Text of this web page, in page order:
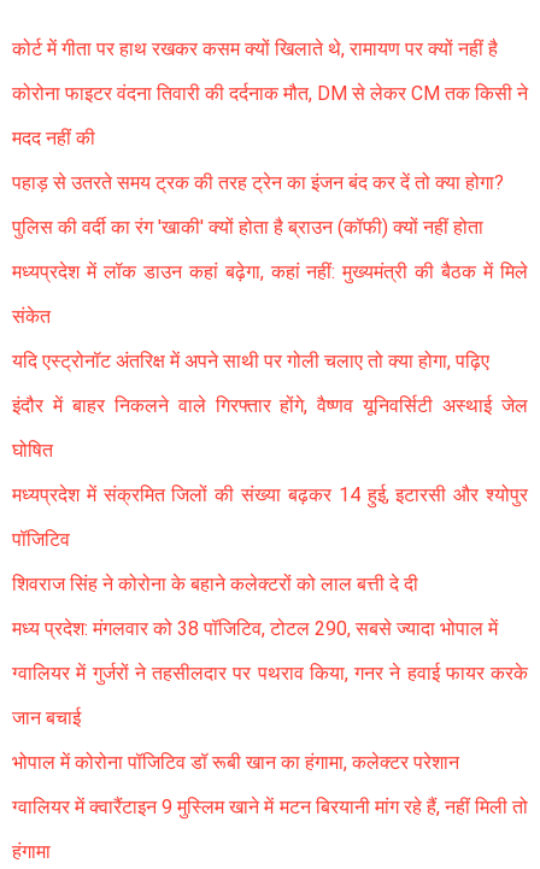
कोर्ट में गीता पर हाथ रखकर कसम क्यों खिलाते थे, रामायण पर क्यों नहीं है
कोरोना फाइटर वंदना तिवारी की दर्दनाक मौत, DM से लेकर CM तक किसी ने
मदद नहीं की
पहाड़ से उतरते समय ट्रक की तरह ट्रेन का इंजन बंद कर दें तो क्या होगा?
पुलिस की वर्दी का रंग 'खाकी' क्यों होता है ब्राउन (कॉफी) क्यों नहीं होता
मध्यप्रदेश में लॉक डाउन कहां बढ़ेगा, कहां नहीं: मुख्यमंत्री की बैठक में मिले
संकेत
यदि एस्ट्रोनॉट अंतरिक्ष में अपने साथी पर गोली चलाए तो क्या होगा, पढ़िए
इंदौर में बाहर निकलने वाले गिरफ्तार होंगे, वैष्णव यूनिवर्सिटी अस्थाई जेल
घोषित
मध्यप्रदेश में संक्रमित जिलों की संख्या बढ़कर 14 हुई, इटारसी और श्योपुर
पॉजिटिव
शिवराज सिंह ने कोरोना के बहाने कलेक्टरों को लाल बत्ती दे दी
मध्य प्रदेश: मंगलवार को 38 पॉजिटिव, टोटल 290, सबसे ज्यादा भोपाल में
ग्वालियर में गुर्जरों ने तहसीलदार पर पथराव किया, गनर ने हवाई फायर करके
जान बचाई
भोपाल में कोरोना पॉजिटिव डॉ रूबी खान का हंगामा, कलेक्टर परेशान
ग्वालियर में क्वारैंटाइन 9 मुस्लिम खाने में मटन बिरयानी मांग रहे हैं, नहीं मिली तो
हंगामा